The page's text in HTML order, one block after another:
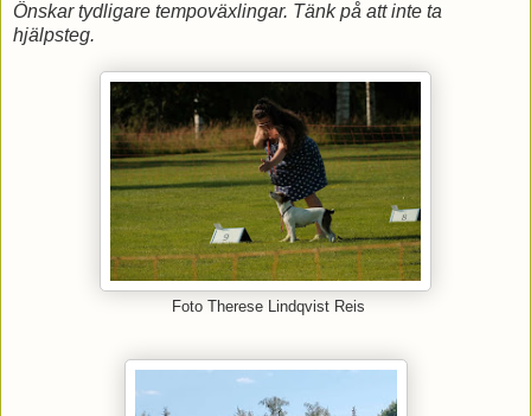
Önskar tydligare tempoväxlingar. Tänk på att inte ta
hjälpsteg.
Foto Therese Lindqvist Reis